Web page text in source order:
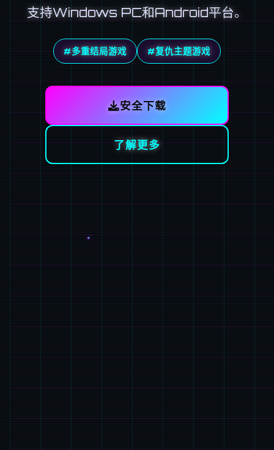
支持Windows PC和Android平台。
#多重结局游戏 #复仇主题游戏
安全下载
了解更多